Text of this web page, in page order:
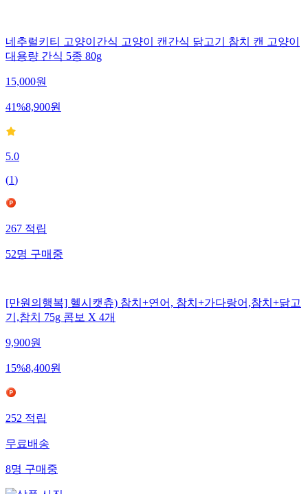
네추럴키티 고양이간식 고양이 캔간식 닭고기 참치 캔 고양이
대용량 간식 5종 80g
15,000원
41%8,900원
5.0
(1)
267 적립
52명 구매중
[만원의행복] 헬시캣츄) 참치+연어, 참치+가다랑어,참치+닭고
기,참치 75g 콤보 X 4개
9,900원
15%8,400원
252 적립
무료배송
8명 구매중